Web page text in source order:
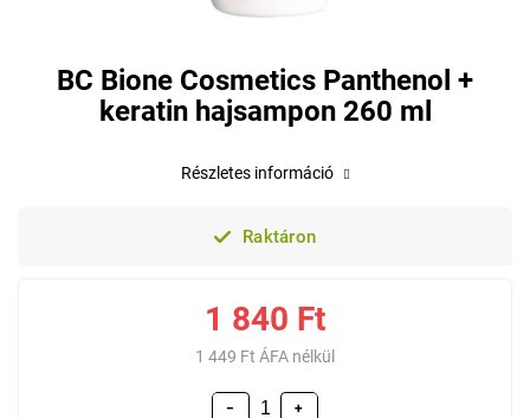
BC Bione Cosmetics Panthenol +
keratin hajsampon 260 ml
Raktáron
1 840 Ft
1 449 Ft ÁFA nélkül
+
−
Részletes információ